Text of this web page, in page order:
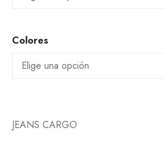
Colores
JEANS CARGO